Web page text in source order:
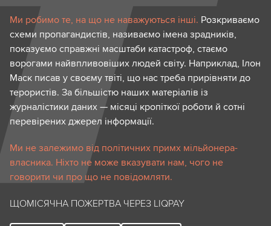
Ми робимо те, на що не наважуються інші. Розкриваємо
схеми пропагандистів, називаємо імена зрадників,
показуємо справжні масштаби катастроф, стаємо
ворогами найвпливовіших людей світу. Наприклад, Ілон
Маск писав у своєму твіті, що нас треба прирівняти до
терористів. За більшістю наших матеріалів із
журналістики даних — місяці кропіткої роботи й сотні
перевірених джерел інформації.
Ми не залежимо від політичних примх мільйонера-
власника. Ніхто не може вказувати нам, чого не
говорити чи про що не повідомляти.
ЩОМІСЯЧНА ПОЖЕРТВА ЧЕРЕЗ LIQPAY